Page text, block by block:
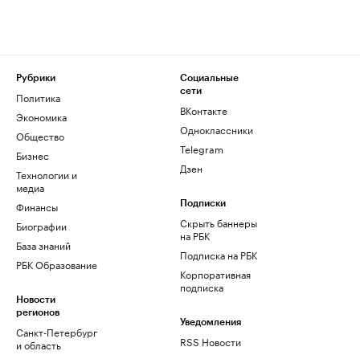
Рубрики
Политика
Экономика
Общество
Бизнес
Технологии и
медиа
Финансы
Биографии
База знаний
РБК Образование
Новости
регионов
Санкт-Петербург
и область
Социальные
сети
ВКонтакте
Одноклассники
Telegram
Дзен
Подписки
Скрыть баннеры
на РБК
Подписка на РБК
Корпоративная
подписка
Уведомления
RSS Новости